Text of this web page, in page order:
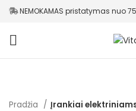
NEMOKAMAS pristatymas nuo
Pradžia Įrankiai